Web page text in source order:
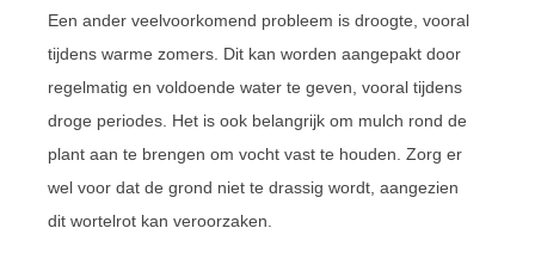
Een ander veelvoorkomend probleem is droogte, vooral
tijdens warme zomers. Dit kan worden aangepakt door
regelmatig en voldoende water te geven, vooral tijdens
droge periodes. Het is ook belangrijk om mulch rond de
plant aan te brengen om vocht vast te houden. Zorg er
wel voor dat de grond niet te drassig wordt, aangezien
dit wortelrot kan veroorzaken.